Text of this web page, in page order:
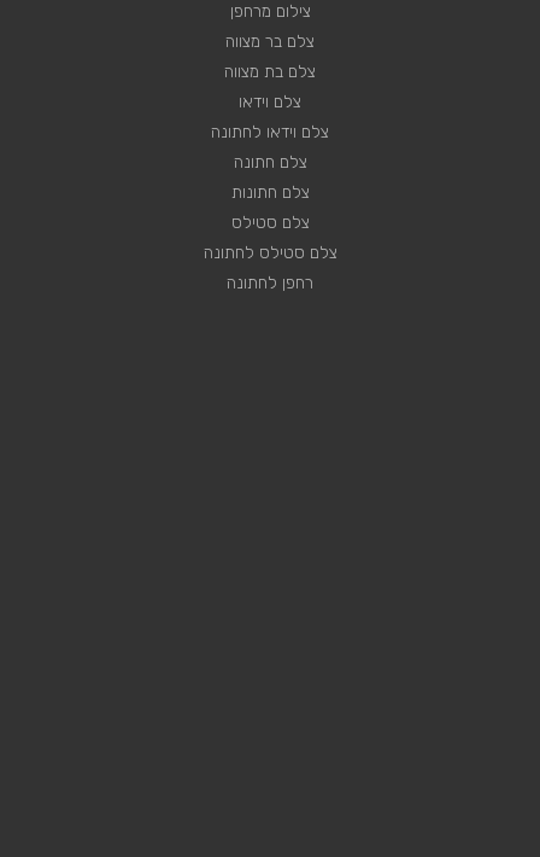
צילום מרחפן
צלם בר מצווה
צלם בת מצווה
צלם וידאו
צלם וידאו לחתונה
צלם חתונה
צלם חתונות
צלם סטילס
צלם סטילס לחתונה
רחפן לחתונה